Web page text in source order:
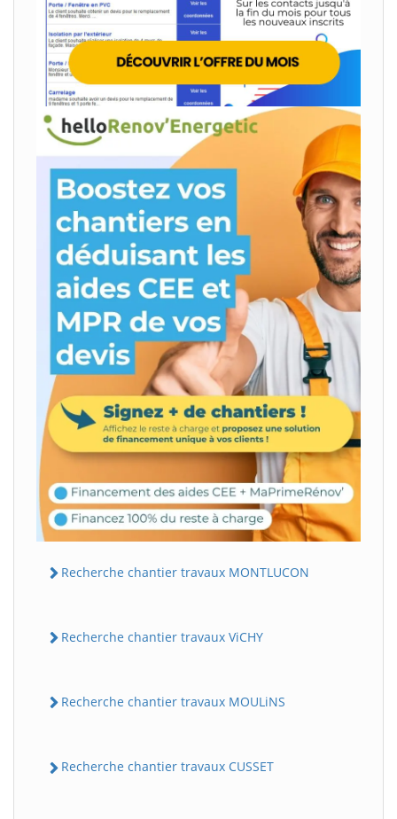
Recherche chantier travaux MONTLUCON
Recherche chantier travaux ViCHY
Recherche chantier travaux MOULiNS
Recherche chantier travaux CUSSET